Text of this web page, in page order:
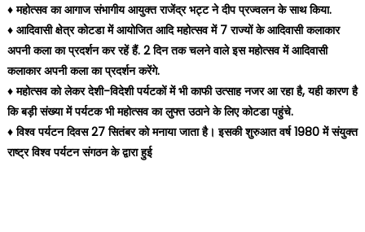
♦️ महोत्सव का आगाज संभागीय आयुक्त राजेंद्र भट्ट ने दीप प्रज्वलन के साथ किया.
♦️ आदिवासी क्षेत्र कोटडा में आयोजित आदि महोत्सव में 7 राज्यों के आदिवासी कलाकार
अपनी कला का प्रदर्शन कर रहें हैं. 2 दिन तक चलने वाले इस महोत्सव में आदिवासी
कलाकार अपनी कला का प्रदर्शन करेंगे.
♦️ महोत्सव को लेकर देशी-विदेशी पर्यटकों में भी काफी उत्साह नजर आ रहा है, यही कारण है
कि बड़ी संख्या में पर्यटक भी महोत्सव का लुफ्त उठाने के लिए कोटडा पहुंचे.
♦️ विश्व पर्यटन दिवस 27 सितंबर को मनाया जाता है। इसकी शुरुआत वर्ष 1980 में संयुक्त
राष्ट्र विश्व पर्यटन संगठन के द्वारा हुई